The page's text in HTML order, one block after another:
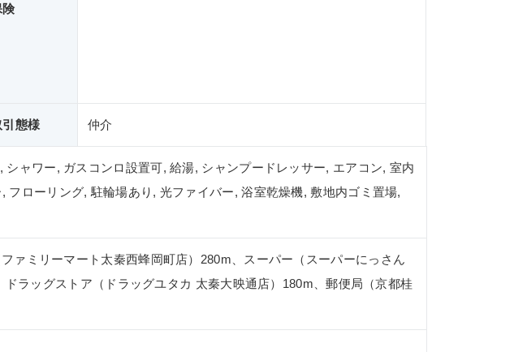
険
引態様 仲介
ャワー, ガスコンロ設置可, 給湯, シャンプードレッサー, エアコン, 室内
ローリング, 駐輪場あり, 光ファイバー, 浴室乾燥機, 敷地内ゴミ置場,
ァミリーマート太秦西蜂岡町店）280m、スーパー（スーパーにっさん
ラッグストア（ドラッグユタカ 太秦大映通店）180m、郵便局（京都桂